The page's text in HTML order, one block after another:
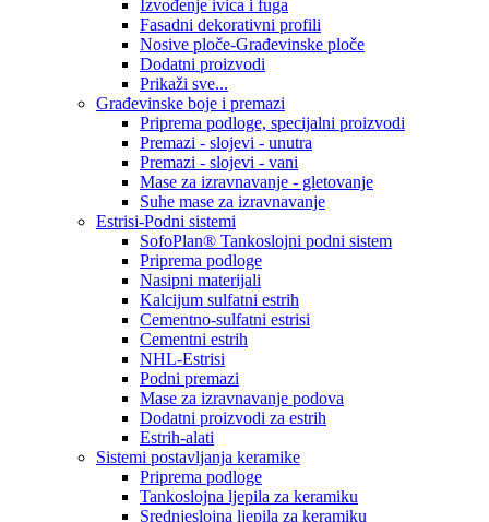
Izvođenje ivica i fuga
Fasadni dekorativni profili
Nosive ploče-Građevinske ploče
Dodatni proizvodi
Prikaži sve...
Građevinske boje i premazi
Priprema podloge, specijalni proizvodi
Premazi - slojevi - unutra
Premazi - slojevi - vani
Mase za izravnavanje - gletovanje
Suhe mase za izravnavanje
Estrisi-Podni sistemi
SofoPlan® Tankoslojni podni sistem
Priprema podloge
Nasipni materijali
Kalcijum sulfatni estrih
Cementno-sulfatni estrisi
Cementni estrih
NHL-Estrisi
Podni premazi
Mase za izravnavanje podova
Dodatni proizvodi za estrih
Estrih-alati
Sistemi postavljanja keramike
Priprema podloge
Tankoslojna ljepila za keramiku
Srednjeslojna ljepila za keramiku